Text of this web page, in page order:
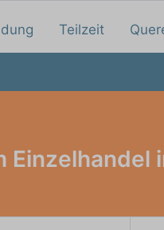
Teilzeit
Einzelhandel